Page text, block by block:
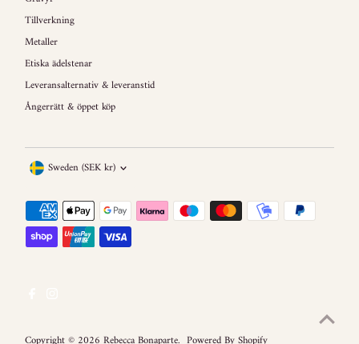
Tillverkning
Metaller
Etiska ädelstenar
Leveransalternativ & leveranstid
Ångerrätt & öppet köp
Copyright © 2026Rebecca Bonaparte.Powered By Shopify
Currency
Sweden (SEK kr)